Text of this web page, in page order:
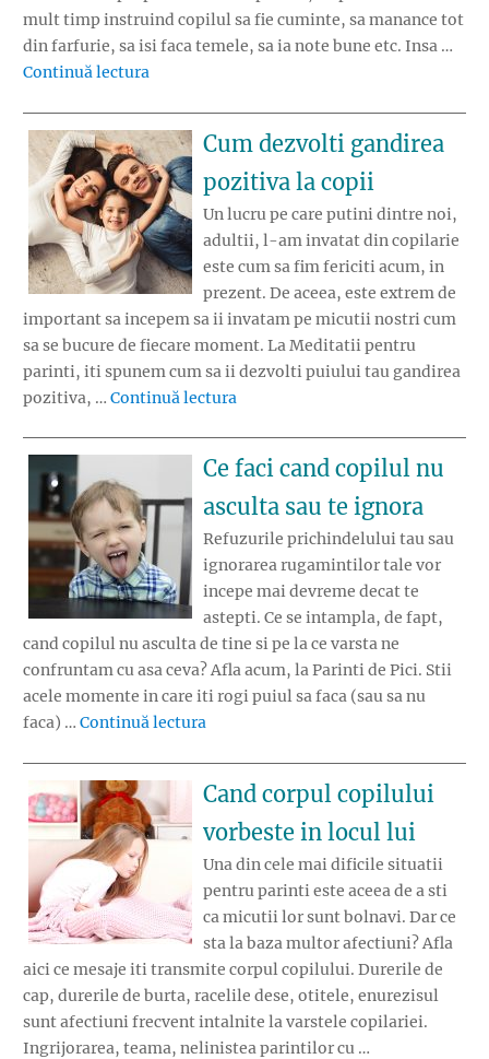
mult timp instruind copilul sa fie cuminte, sa manance tot
din farfurie, sa isi faca temele, sa ia note bune etc. Insa …
Continuă lectura
Cum dezvolti gandirea
pozitiva la copii
Un lucru pe care putini dintre noi,
adultii, l-am invatat din copilarie
este cum sa fim fericiti acum, in
prezent. De aceea, este extrem de
important sa incepem sa ii invatam pe micutii nostri cum
sa se bucure de fiecare moment. La Meditatii pentru
parinti, iti spunem cum sa ii dezvolti puiului tau gandirea
pozitiva, … Continuă lectura
Ce faci cand copilul nu
asculta sau te ignora
Refuzurile prichindelului tau sau
ignorarea rugamintilor tale vor
incepe mai devreme decat te
astepti. Ce se intampla, de fapt,
cand copilul nu asculta de tine si pe la ce varsta ne
confruntam cu asa ceva? Afla acum, la Parinti de Pici. Stii
acele momente in care iti rogi puiul sa faca (sau sa nu
faca) … Continuă lectura
Cand corpul copilului
vorbeste in locul lui
Una din cele mai dificile situatii
pentru parinti este aceea de a sti
ca micutii lor sunt bolnavi. Dar ce
sta la baza multor afectiuni? Afla
aici ce mesaje iti transmite corpul copilului. Durerile de
cap, durerile de burta, racelile dese, otitele, enurezisul
sunt afectiuni frecvent intalnite la varstele copilariei.
Ingrijorarea, teama, nelinistea parintilor cu …